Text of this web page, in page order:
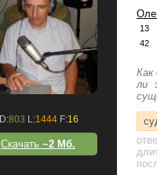
D:803 L:1444F:16
Скачать ~2 Мб.
13
42
Как
ли